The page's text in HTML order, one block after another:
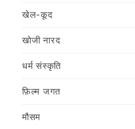
खेल-कूद
खोजी नारद
धर्म संस्कृति
फ़िल्‍म जगत
मौसम